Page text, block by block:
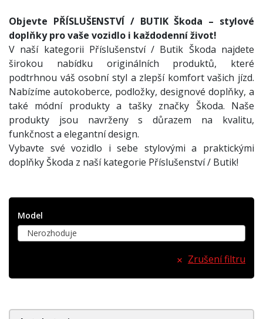
Objevte PŘÍSLUŠENSTVÍ / BUTIK Škoda – stylové
doplňky pro vaše vozidlo i každodenní život!
V naší kategorii Příslušenství / Butik Škoda najdete
širokou nabídku originálních produktů, které
podtrhnou váš osobní styl a zlepší komfort vašich jízd.
Nabízíme autokoberce, podložky, designové doplňky, a
také módní produkty a tašky značky Škoda. Naše
produkty jsou navrženy s důrazem na kvalitu,
funkčnost a elegantní design.
Vybavte své vozidlo i sebe stylovými a praktickými
doplňky Škoda z naší kategorie Příslušenství / Butik!
Model
Nerozhoduje
Zrušení filtru